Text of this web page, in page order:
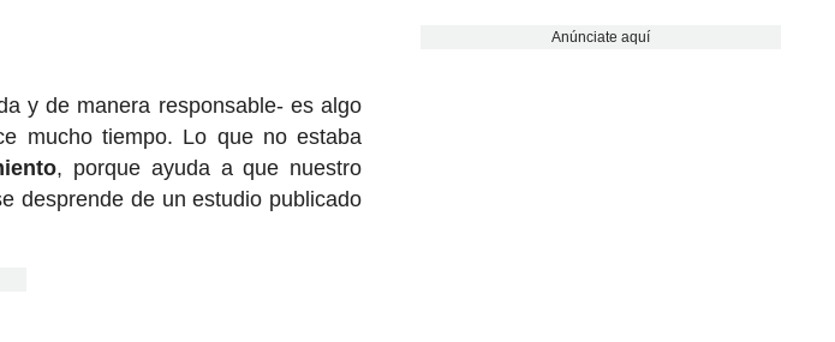
y de manera responsable- es algo
mucho tiempo. Lo que no estaba
, porque ayuda a que nuestro
desprende de un estudio publicado
Anúnciate aquí